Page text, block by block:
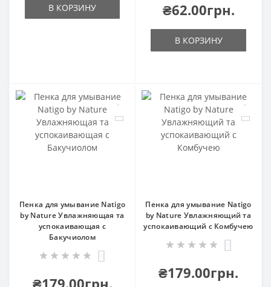
В КОРЗИНУ ₴62.00грн.
В КОРЗИНУ
Пенка для умывание Natigo
by Nature Увлажняющая та
успокаивающая с
Бакучиолом
₴179.00грн.
Пенка для умывание Natigo
by Nature Увлажняющий та
успокаивающий с Комбучею
₴179.00грн.